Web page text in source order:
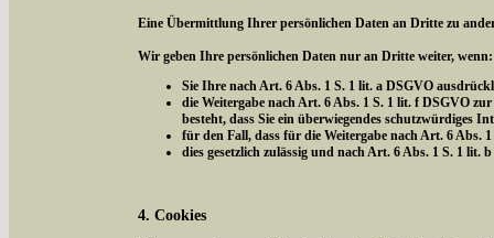
Eine Übermittlung Ihrer persönlichen Daten an Dritte zu
Wir geben Ihre persönlichen Daten nur an Dritte weiter, wenn:
Sie Ihre nach Art. 6 Abs. 1 S. 1 lit. a DSGVO
die Weitergabe nach Art. 6 Abs. 1 S. 1 lit. f DSGVO
besteht, dass Sie ein überwiegendes schutzwürdiges
für den Fall, dass für die Weitergabe nach Art. 6 Abs.
dies gesetzlich zulässig und nach Art. 6 Abs. 1 S. 1
4. Cookies